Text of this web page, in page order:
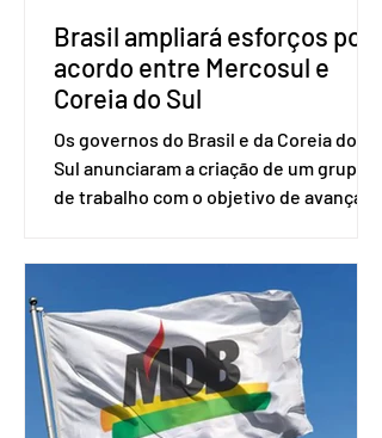
Brasil ampliará esforços por
acordo entre Mercosul e
Coreia do Sul
Os governos do Brasil e da Coreia do
Sul anunciaram a criação de um grupo
de trabalho com o objetivo de avançar
Uruguai, além de outros países
associados. “Decidimos criar um grupo
de trabalho que vai identificar
sensibilidades dos dois lados e evitar
que elas sejam um empecilho para a